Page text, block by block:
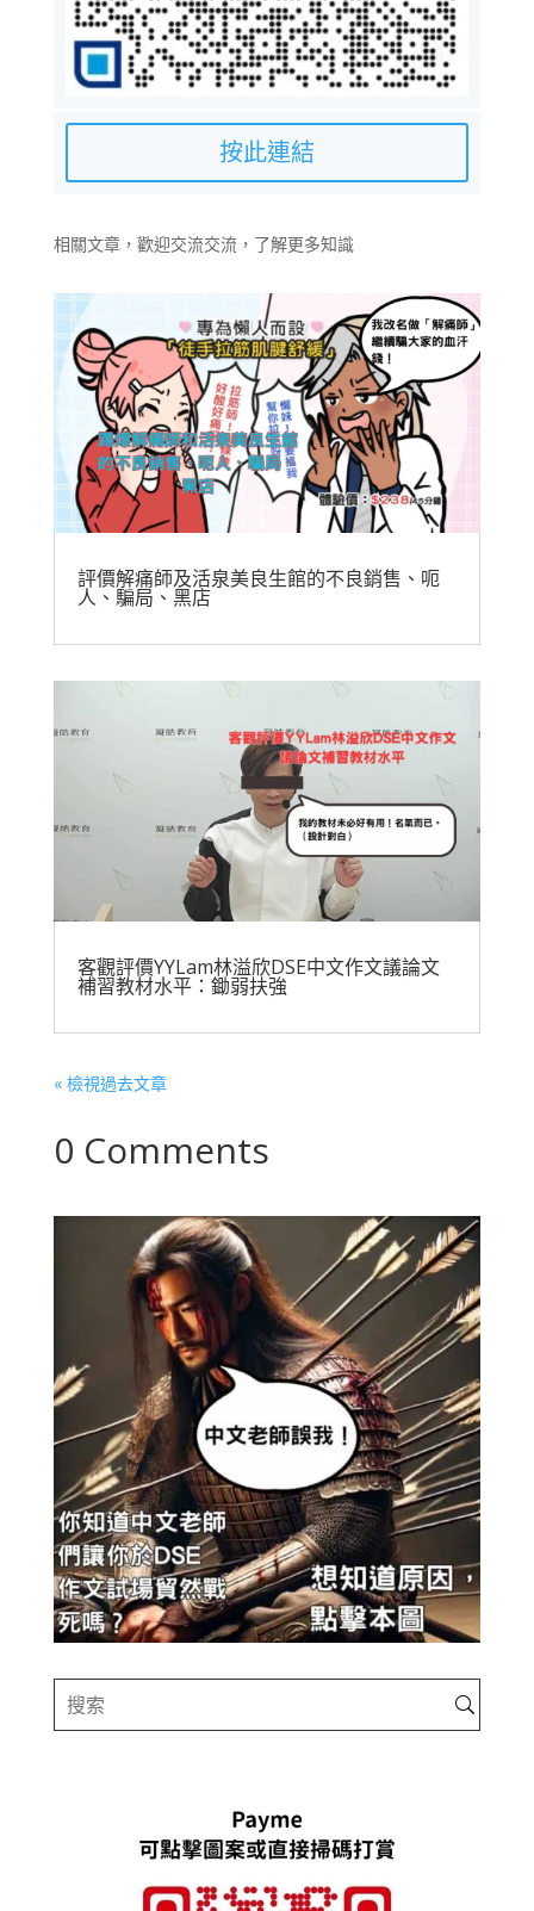
按此連結
相關文章，歡迎交流交流，了解更多知識
評價解痛師及活泉美良生館的不良銷售、呃
人、騙局、黑店
客觀評價YYLam林溢欣DSE中文作文議論文
補習教材水平：鋤弱扶強
« 檢視過去文章
0 Comments